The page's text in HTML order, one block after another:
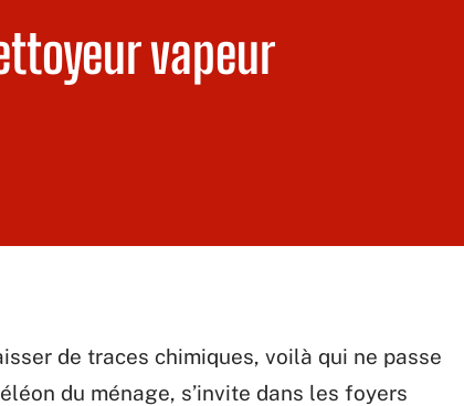
vapeur
de traces chimiques, voilà qui ne passe
du ménage, s’invite dans les foyers